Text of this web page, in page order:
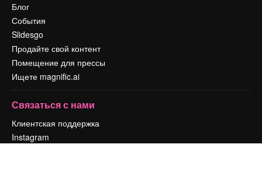
Блог
События
Slidesgo
Продайте свой контент
Помещение для прессы
Ищете magnific.ai
Связаться с нами
Клиентская поддержка
Instagram